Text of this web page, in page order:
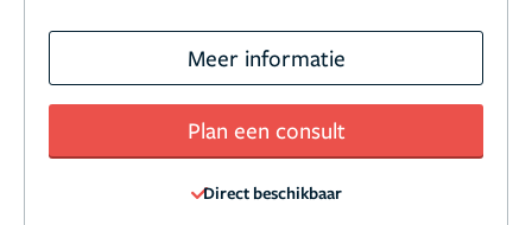
Meer informatie
Plan een consult
Direct beschikbaar